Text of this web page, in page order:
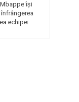
își
echipei